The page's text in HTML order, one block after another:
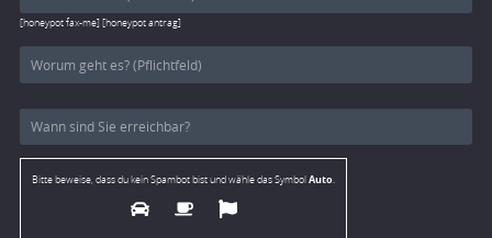
[honeypot fax-me] [honeypot antrag]
Bitte beweise, dass du kein Spambot bist und wähle das Symbol Auto.